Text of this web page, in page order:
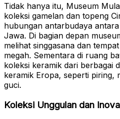
Tidak hanya itu, Museum
koleksi gamelan dan topeng
hubungan antarbudaya
Jawa. Di bagian depan
melihat singgasana dan
megah. Sementara di ruang
koleksi keramik dari berbagai
keramik Eropa, seperti piring,
guci.
Koleksi Unggulan dan